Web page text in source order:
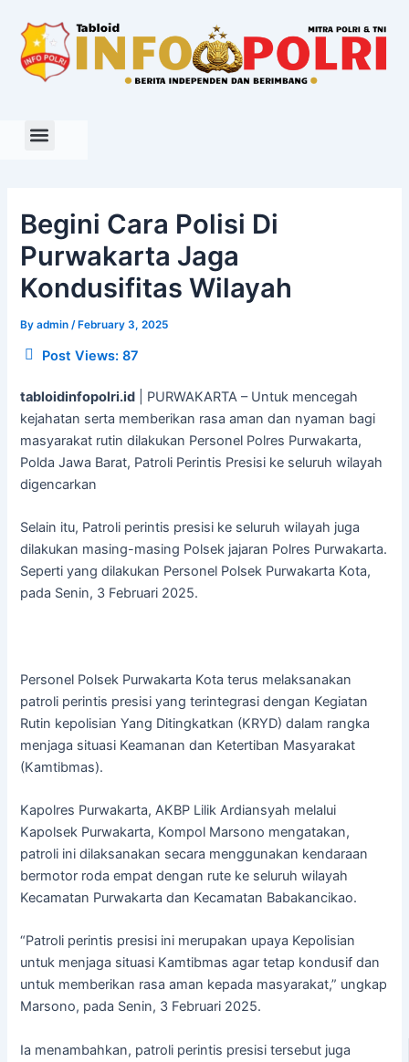
content
Begini Cara Polisi Di
Purwakarta Jaga
Kondusifitas Wilayah
Byadmin/ February 3, 2025
Post Views: 87
tabloidinfopolri.id | PURWAKARTA – Untuk mencegah
kejahatan serta memberikan rasa aman dan nyaman bagi
masyarakat rutin dilakukan Personel Polres Purwakarta,
Polda Jawa Barat, Patroli Perintis Presisi ke seluruh wilayah
digencarkan
Selain itu, Patroli perintis presisi ke seluruh wilayah juga
dilakukan masing-masing Polsek jajaran Polres Purwakarta.
Seperti yang dilakukan Personel Polsek Purwakarta Kota,
pada Senin, 3 Februari 2025.
Personel Polsek Purwakarta Kota terus melaksanakan
patroli perintis presisi yang terintegrasi dengan Kegiatan
Rutin kepolisian Yang Ditingkatkan (KRYD) dalam rangka
menjaga situasi Keamanan dan Ketertiban Masyarakat
(Kamtibmas).
Kapolres Purwakarta, AKBP Lilik Ardiansyah melalui
Kapolsek Purwakarta, Kompol Marsono mengatakan,
patroli ini dilaksanakan secara menggunakan kendaraan
bermotor roda empat dengan rute ke seluruh wilayah
Kecamatan Purwakarta dan Kecamatan Babakancikao.
“Patroli perintis presisi ini merupakan upaya Kepolisian
untuk menjaga situasi Kamtibmas agar tetap kondusif dan
untuk memberikan rasa aman kepada masyarakat,” ungkap
Marsono, pada Senin, 3 Februari 2025.
Ia menambahkan, patroli perintis presisi tersebut juga